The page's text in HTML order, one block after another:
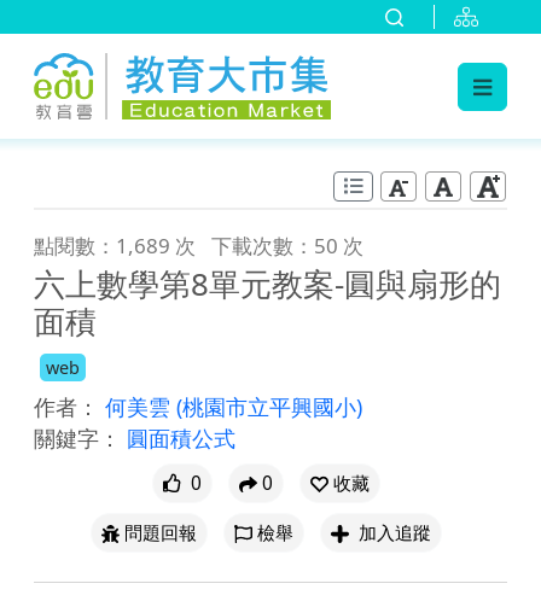
點閱數：1,689 次 下載次數：50 次
六上數學第8單元教案-圓與扇形的
面積
web
作者： 何美雲 (桃園市立平興國小)
關鍵字： 圓面積公式
0 0
收藏
問題回報
檢舉 加入追蹤